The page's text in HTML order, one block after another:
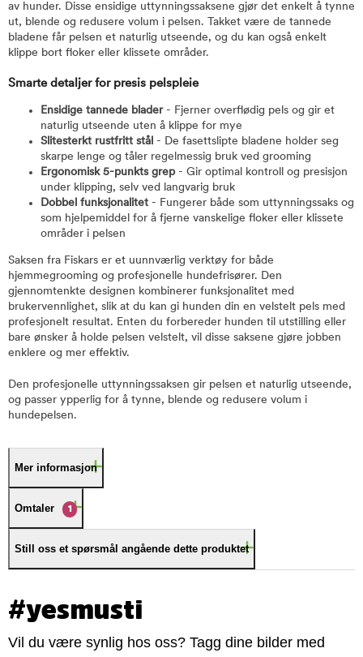
av hunder. Disse ensidige uttynningssaksene gjør det enkelt å tynne
ut, blende og redusere volum i pelsen. Takket være de tannede
bladene får pelsen et naturlig utseende, og du kan også enkelt
klippe bort floker eller klissete områder.
Smarte detaljer for presis pelspleie
Ensidige tannede blader- Fjerner overflødig pels og gir et
naturlig utseende uten å klippe for mye
Slitesterkt rustfritt stål - De fasettslipte bladene holder seg
skarpe lenge og tåler regelmessig bruk ved grooming
Ergonomisk 5-punkts grep- Gir optimal kontroll og presisjon
under klipping, selv ved langvarig bruk
Dobbel funksjonalitet - Fungerer både som uttynningssaks og
som hjelpemiddel for å fjerne vanskelige floker eller klissete
områder i pelsen
Saksen fra Fiskars er et uunnværlig verktøy for både
hjemmegrooming og profesjonelle hundefrisører. Den
gjennomtenkte designen kombinerer funksjonalitet med
brukervennlighet, slik at du kan gi hunden din en velstelt pels med
profesjonelt resultat. Enten du forbereder hunden til utstilling eller
bare ønsker å holde pelsen velstelt, vil disse saksene gjøre jobben
enklere og mer effektiv.
Den profesjonelle uttynningssaksen gir pelsen et naturlig utseende,
og passer ypperlig for å tynne, blende og redusere volum i
hundepelsen.
Mer informasjon
Omtaler 1
Still oss et spørsmål angående dette produktet
#yesmusti
Vil du være synlig hos oss? Tagg dine bilder med